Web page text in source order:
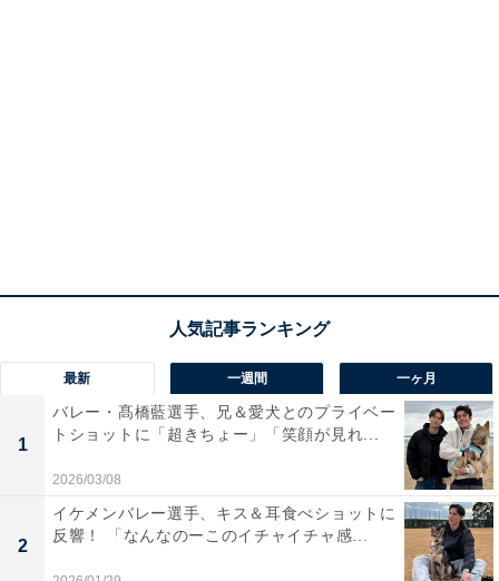
最新 一週間 一ヶ月
1
バレー・髙橋藍選手、兄＆愛犬とのプライベー
トショットに「超きちょー」「笑顔が見れ...
2026/03/08
2
イケメンバレー選手、キス＆耳食べショットに
反響！ 「なんなのーこのイチャイチャ感...